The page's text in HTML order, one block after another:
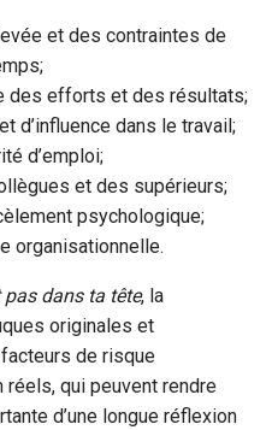
et des contraintes de
des efforts et des résultats;
d’influence dans le travail;
d’emploi;
et des supérieurs;
psychologique;
organisationnelle.
pas dans ta tête, la
originales et
de risque
qui peuvent rendre
d’une longue réflexion